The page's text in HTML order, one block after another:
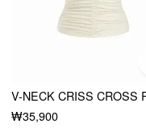
₩35,900